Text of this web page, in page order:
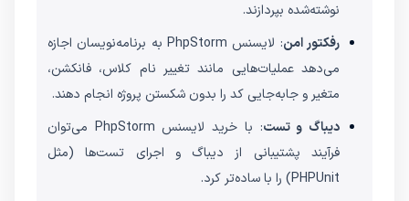
نوشته‌شده بپردازند.
رفکتور امن
: لایسنس PhpStorm به برنامه‌نویسان اجازه
می‌دهد عملیات‌هایی مانند تغییر نام کلاس، فانکشن،
متغیر و جابه‌جایی کد را بدون شکستن پروژه انجام دهند.
دیباگ و تست
: با خرید لایسنس PhpStorm می‌توان
فرآیند پشتیبانی از دیباگ و اجرای تست‌ها (مثل
PHPUnit) را با ساده‌تر کرد.